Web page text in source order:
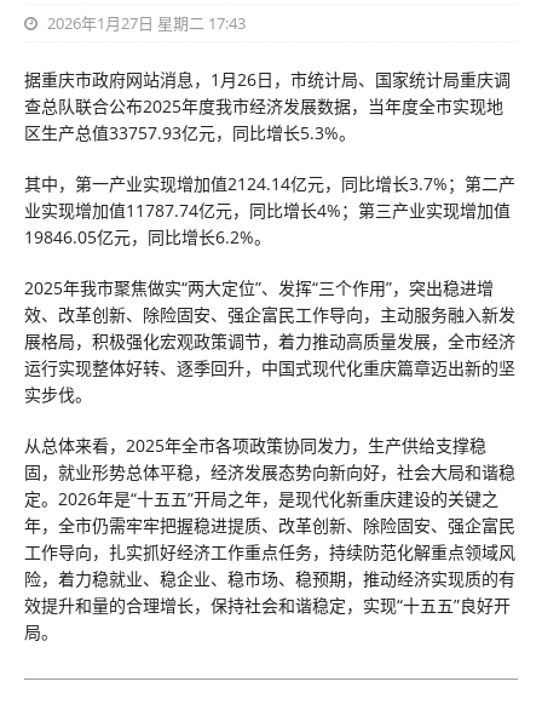
2026年1月27日 星期二 17:43
据重庆市政府网站消息，1月26日，市统计局、国家统计局重庆调
查总队联合公布2025年度我市经济发展数据，当年度全市实现地
区生产总值33757.93亿元，同比增长5.3%。
其中，第一产业实现增加值2124.14亿元，同比增长3.7%；第二产
业实现增加值11787.74亿元，同比增长4%；第三产业实现增加值
19846.05亿元，同比增长6.2%。
2025年我市聚焦做实“两大定位”、发挥“三个作用”，突出稳进增
效、改革创新、除险固安、强企富民工作导向，主动服务融入新发
展格局，积极强化宏观政策调节，着力推动高质量发展，全市经济
运行实现整体好转、逐季回升，中国式现代化重庆篇章迈出新的坚
实步伐。
从总体来看，2025年全市各项政策协同发力，生产供给支撑稳
固，就业形势总体平稳，经济发展态势向新向好，社会大局和谐稳
定。2026年是“十五五”开局之年，是现代化新重庆建设的关键之
年，全市仍需牢牢把握稳进提质、改革创新、除险固安、强企富民
工作导向，扎实抓好经济工作重点任务，持续防范化解重点领域风
险，着力稳就业、稳企业、稳市场、稳预期，推动经济实现质的有
效提升和量的合理增长，保持社会和谐稳定，实现“十五五”良好开
局。